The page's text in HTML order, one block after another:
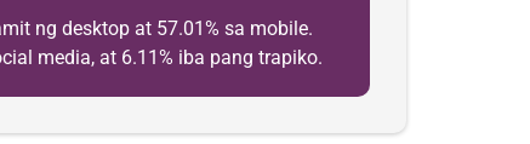
ng desktop at 57.01% sa mobile.
media, at 6.11% iba pang trapiko.